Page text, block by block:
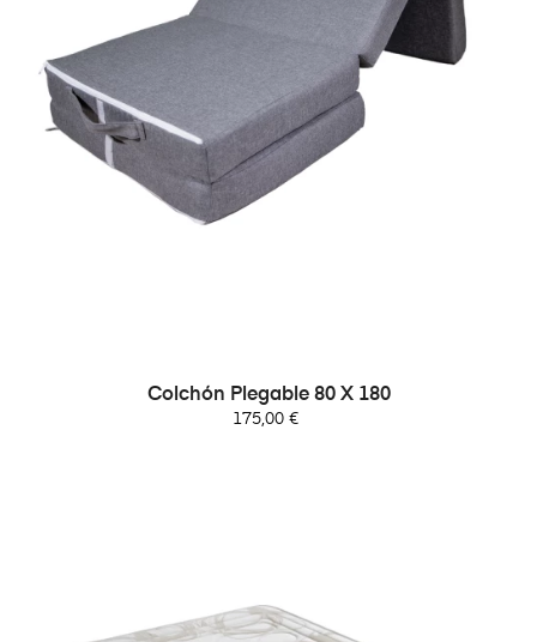
Colchón Plegable 80 X 180
Precio
175,00 €